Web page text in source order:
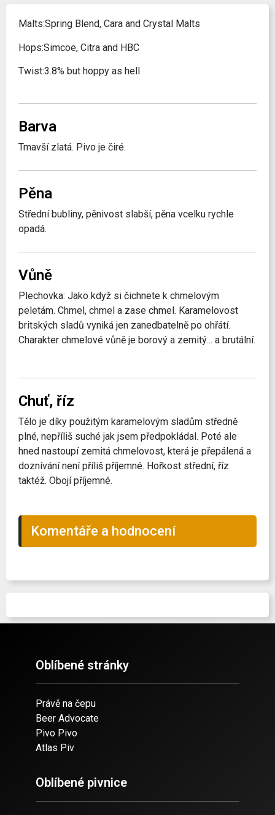
Malts:Spring Blend, Cara and Crystal Malts
Hops:Simcoe, Citra and HBC
Twist:3.8% but hoppy as hell
Barva
Tmavší zlatá. Pivo je čiré.
Pěna
Střední bubliny, pěnivost slabší, pěna vcelku rychle
opadá.
Vůně
Plechovka: Jako když si čichnete k chmelovým
peletám. Chmel, chmel a zase chmel. Karamelovost
britských sladů vyniká jen zanedbatelně po ohřátí.
Charakter chmelové vůně je borový a zemitý… a brutální.
Chuť, říz
Tělo je díky použitým karamelovým sladům středně
plné, nepříliš suché jak jsem předpokládal. Poté ale
hned nastoupí zemitá chmelovost, která je přepálená a
doznívání není příliš příjemné. Hořkost střední, říz
taktéž. Obojí příjemné.
Komentáře a hodnocení
Oblíbené stránky
Právě na čepu
Beer Advocate
Pivo Pivo
Atlas Piv
Oblíbené pivnice